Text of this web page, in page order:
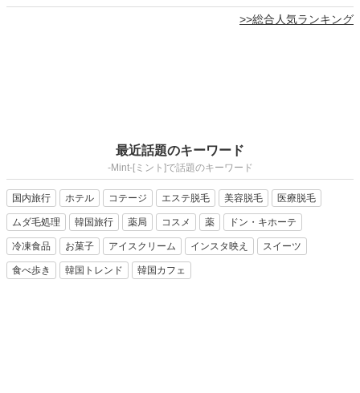
>>総合人気ランキング
最近話題のキーワード
-Mint-[ミント]で話題のキーワード
国内旅行 ホテル コテージ エステ脱毛 美容脱毛 医療脱毛
ムダ毛処理 韓国旅行 薬局 コスメ 薬 ドン・キホーテ
冷凍食品 お菓子 アイスクリーム インスタ映え スイーツ
食べ歩き 韓国トレンド 韓国カフェ